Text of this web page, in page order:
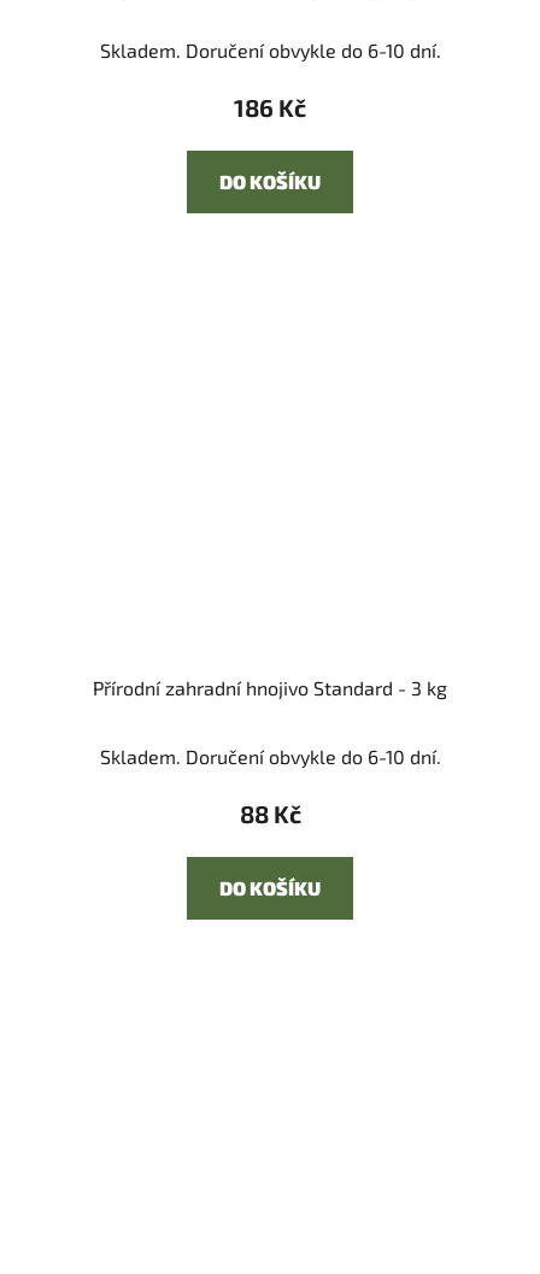
Skladem. Doručení obvykle do 6-10 dní.
186 Kč
DO KOŠÍKU
Přírodní zahradní hnojivo Standard - 3 kg
Skladem. Doručení obvykle do 6-10 dní.
88 Kč
DO KOŠÍKU